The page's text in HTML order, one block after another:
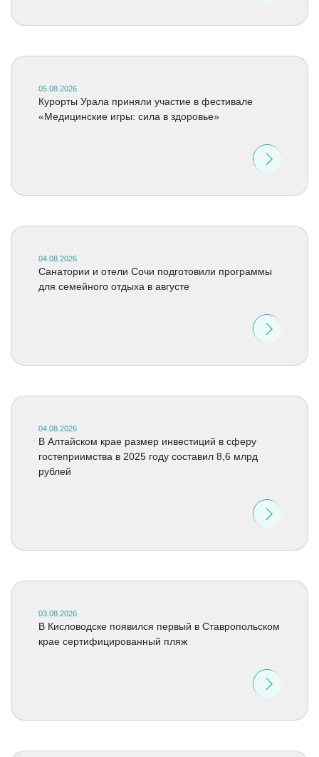
05.08.2026
Курорты Урала приняли участие в фестивале
«Медицинские игры: сила в здоровье»
04.08.2026
Санатории и отели Сочи подготовили программы
для семейного отдыха в августе
04.08.2026
В Алтайском крае размер инвестиций в сферу
гостеприимства в 2025 году составил 8,6 млрд
рублей
03.08.2026
В Кисловодске появился первый в Ставропольском
крае сертифицированный пляж